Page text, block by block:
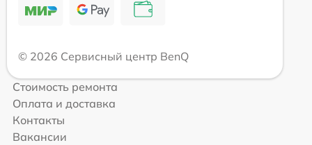
© 2026 Сервисный центр BenQ
Стоимость ремонта
Оплата и доставка
Контакты
Вакансии